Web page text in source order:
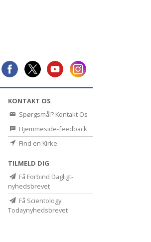
KONTAKT OS
Spørgsmål? Kontakt Os
Hjemmeside-feedback
Find en Kirke
TILMELD DIG
Få Forbind Dagligt-
nyhedsbrevet
Få Scientology
Todaynyhedsbrevet